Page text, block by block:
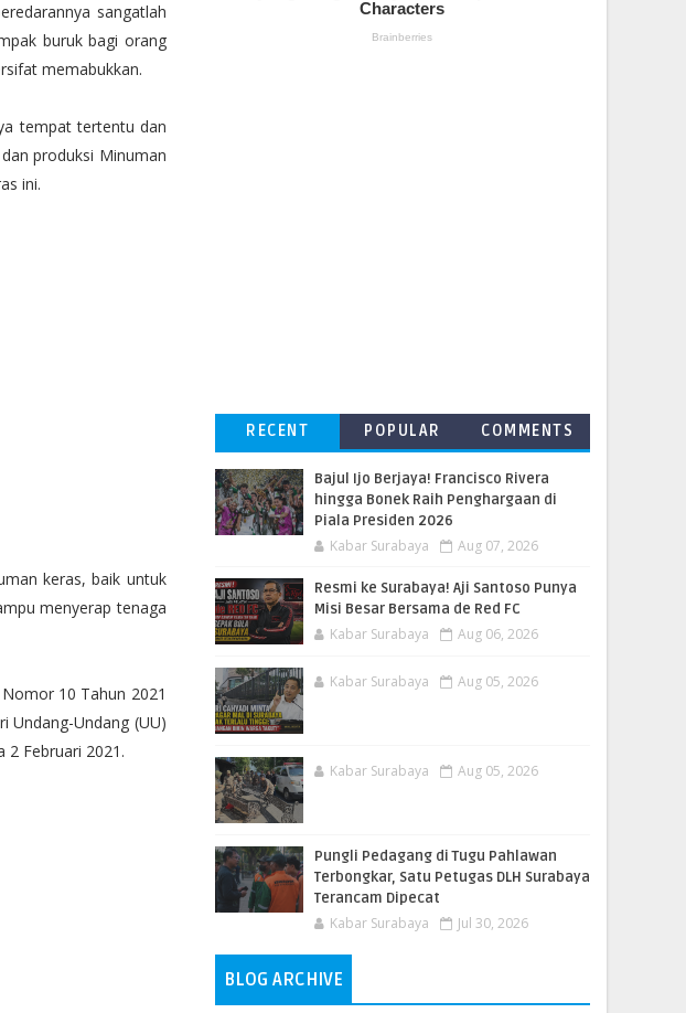
sangatlah
buruk bagi orang
memabukkan.
tempat tertentu dan
produksi Minuman
ini.
keras, baik untuk
menyerap tenaga
10 Tahun 2021
Undang-Undang (UU)
2 Februari 2021.
RECENT POPULAR COMMENTS
Bajul Ijo Berjaya! Francisco Rivera
hingga Bonek Raih Penghargaan di
Piala Presiden 2026
Kabar Surabaya Aug 07, 2026
Resmi ke Surabaya! Aji Santoso Punya
Misi Besar Bersama de Red FC
Kabar Surabaya Aug 06, 2026
Kabar Surabaya Aug 05, 2026
Kabar Surabaya Aug 05, 2026
Pungli Pedagang di Tugu Pahlawan
Terbongkar, Satu Petugas DLH Surabaya
Terancam Dipecat
Kabar Surabaya Jul 30, 2026
BLOG ARCHIVE